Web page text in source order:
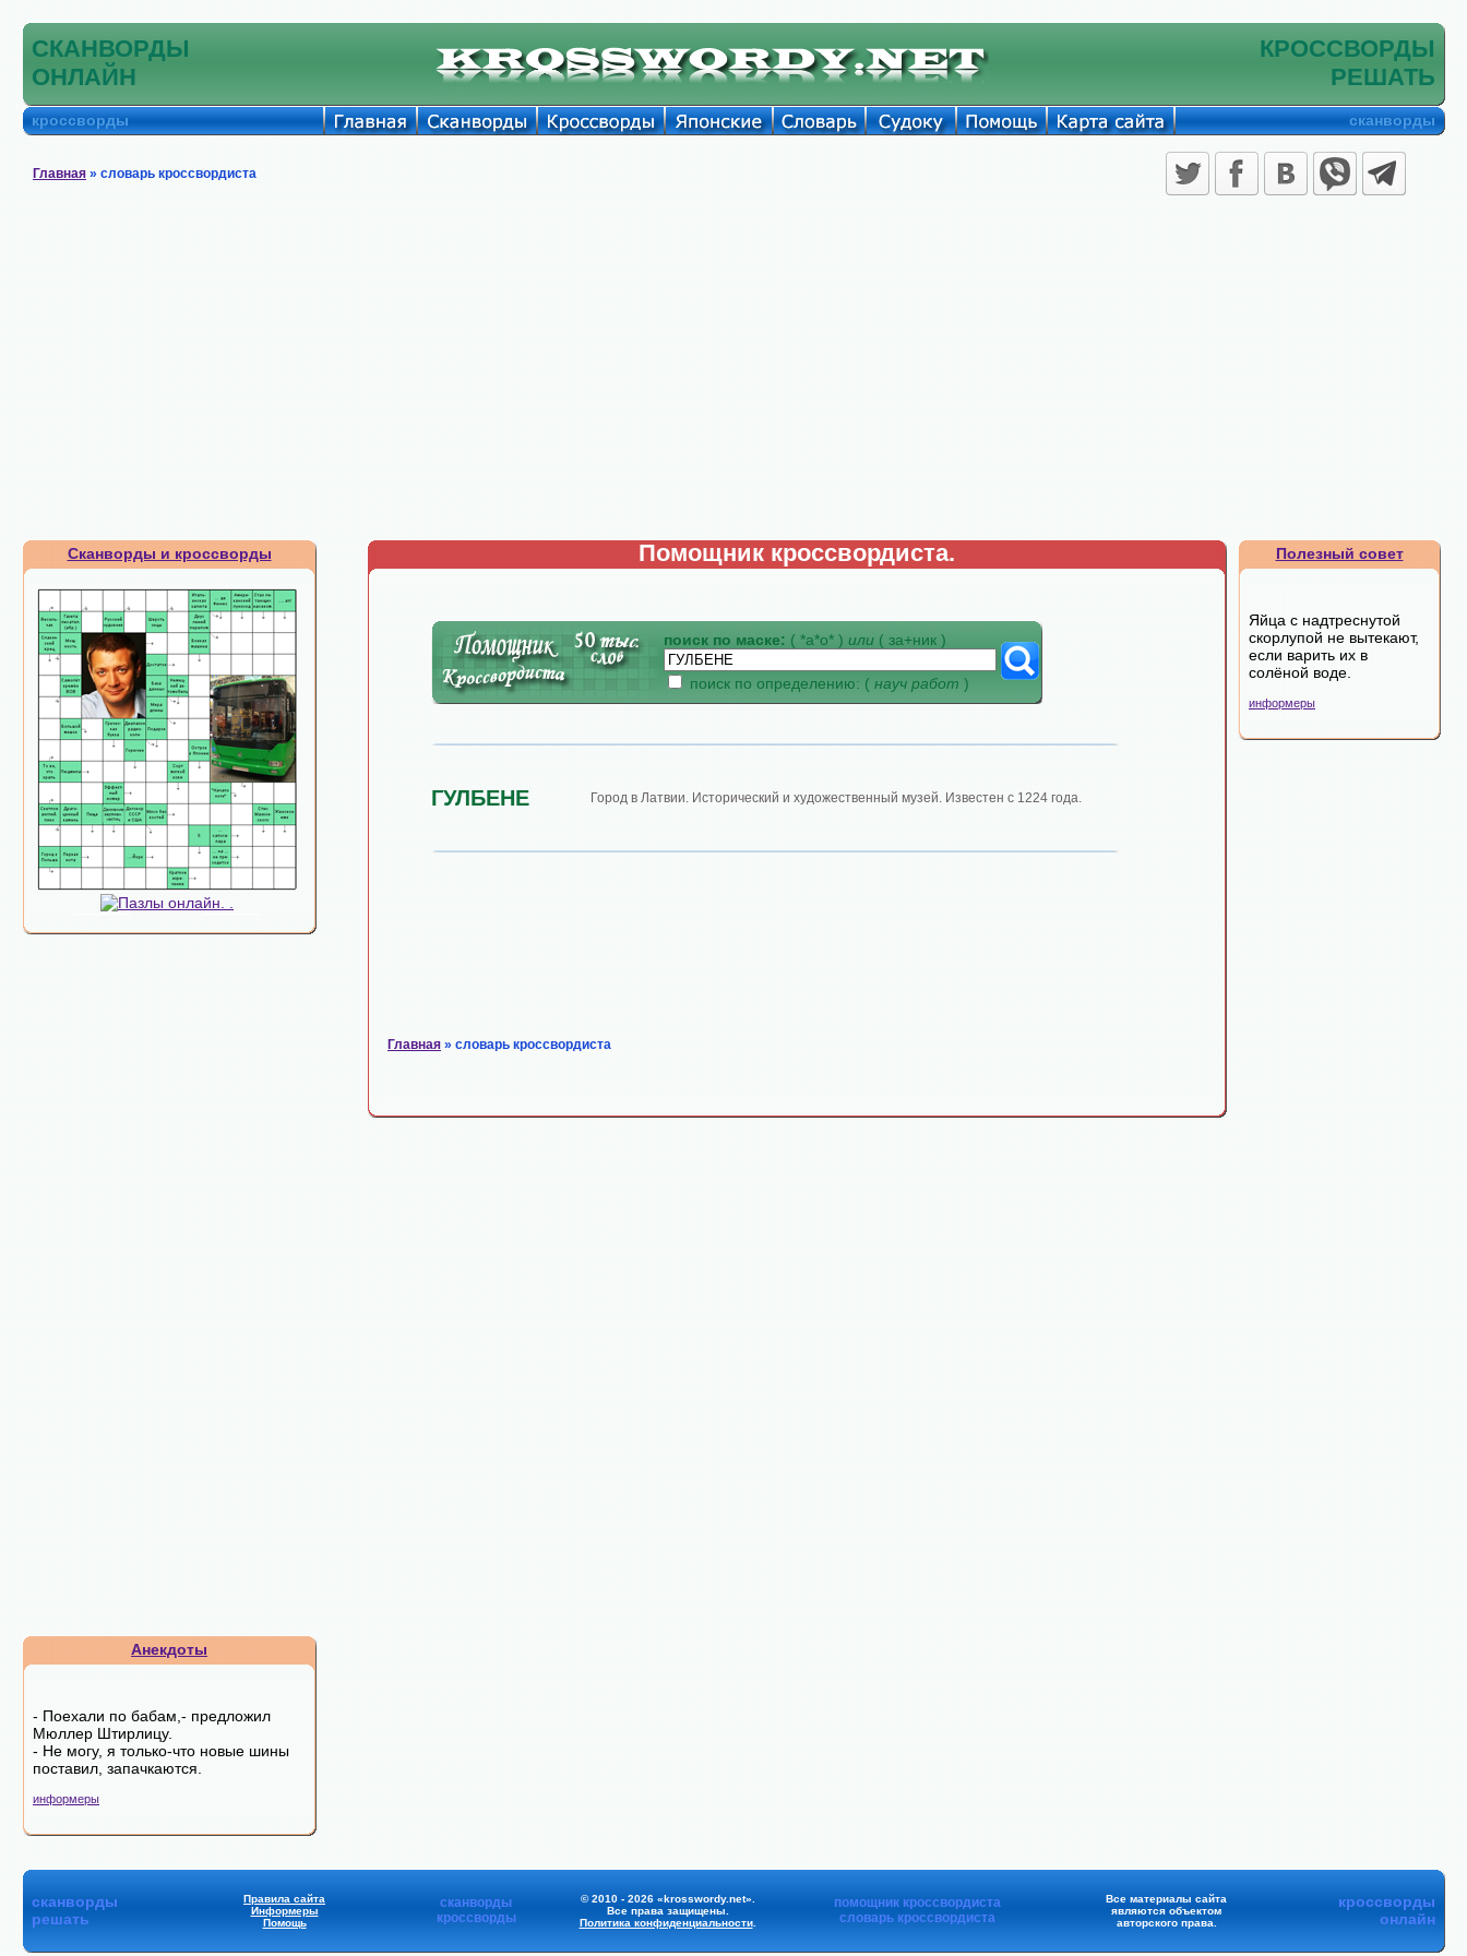
СКАНВОРДЫ
ОНЛАЙН
КРОССВОРДЫ
РЕШАТЬ
кроссворды сканворды
Главная » словарь кроссвордиста
Сканворды и кроссворды
Анекдоты
- Поехали по бабам,- пpедложил
Мюллеp Штиpлицy.
- Hе могy, я только-что новые шины
поставил, запачкаются.
информеры
Помощник кроссвордиста.
поиск по маске: ( *а*о* ) или ( за+ник )
поиск по определению: ( науч работ )
ГУЛБЕНЕ Город в Латвии. Исторический и художественный музей. Известен с 1224 года.
Главная » словарь кроссвордиста
Полезный совет
Яйца с надтреснутой
скорлупой не вытекают,
если варить их в
солёной воде.
информеры
сканворды
решать
Правила сайта
Информеры
Помощь
сканворды
кроссворды
© 2010 - 2026 «krosswordy.net».
Все права защищены.
Политика конфиденциальности.
помощник кроссвордиста
словарь кроссвордиста
Все материалы сайта
являются объектом
авторского права.
кроссворды
онлайн